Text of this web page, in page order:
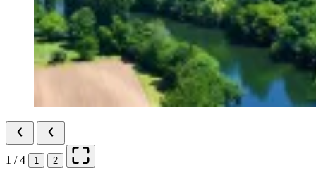
1 / 4 1 2